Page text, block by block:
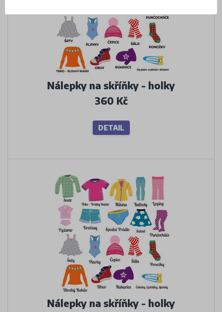
Nálepky na skříňky - holky
360 Kč
DETAIL
Nálepky na skříňky - holky